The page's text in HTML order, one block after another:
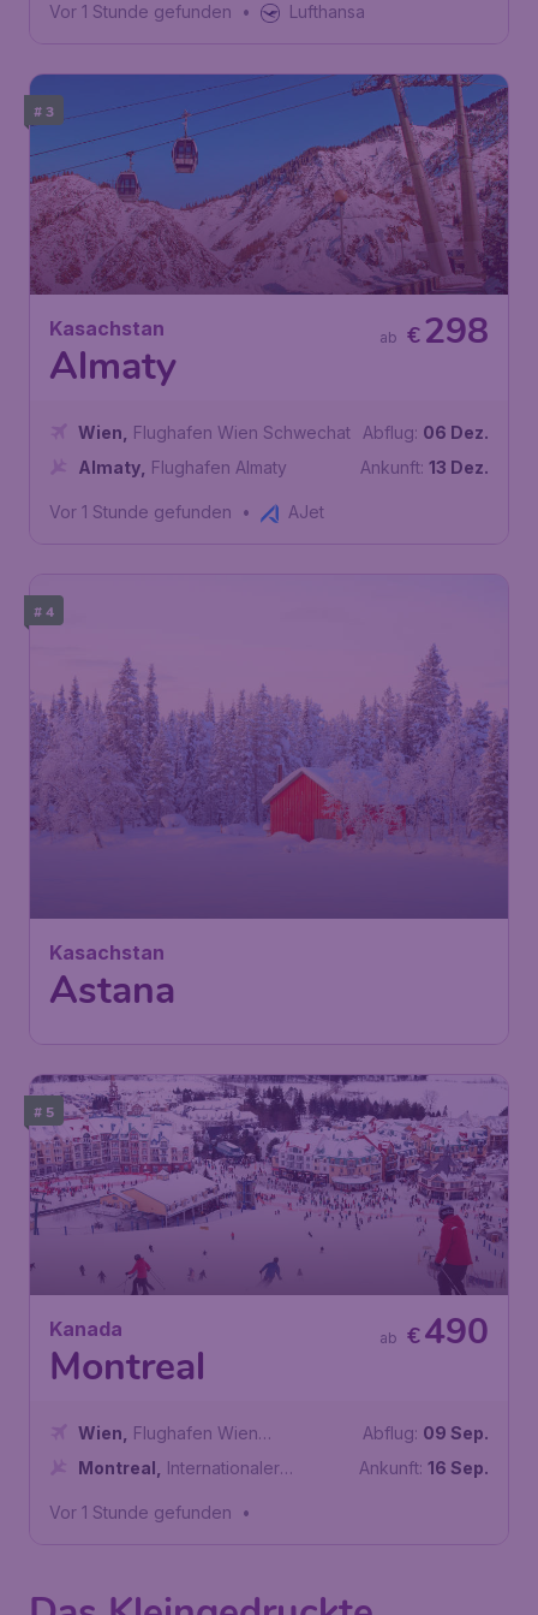
Vor 1 Stunde gefunden • Lufthansa
# 3
Kasachstan
Almaty
€298
ab
Wien
Flughafen Wien Schwechat
Almaty Flughafen Almaty
Abflug: 06 Dez.
Ankunft: 13 Dez.
Vor 1 Stunde gefunden • AJet
# 4
Kasachstan
Astana
# 5
Kanada
Montreal
€490
ab
Wien
Flughafen Wien
Schwechat
Montreal
Internationaler
Abflug: 09 Sep.
Ankunft: 16 Sep.
Vor 1 Stunde gefunden •